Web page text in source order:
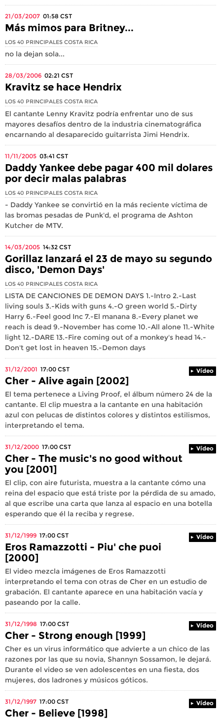
21/03/2007 01:58 CST
Más mimos para Britney...
LOS 40 PRINCIPALES COSTA RICA
no la dejan sola...
28/03/2006 02:21 CST
Kravitz se hace Hendrix
LOS 40 PRINCIPALES COSTA RICA
El cantante Lenny Kravitz podría enfrentar uno de sus
mayores desafíos dentro de la industria cinematográfica
encarnando al desaparecido guitarrista Jimi Hendrix.
11/11/2005 03:41 CST
Daddy Yankee debe pagar 400 mil dolares
por decir malas palabras
LOS 40 PRINCIPALES COSTA RICA
- Daddy Yankee se convirtió en la más reciente víctima de
las bromas pesadas de Punk'd, el programa de Ashton
Kutcher de MTV.
14/03/2005 14:32 CST
Gorillaz lanzará el 23 de mayo su segundo
disco, 'Demon Days'
LOS 40 PRINCIPALES COSTA RICA
LISTA DE CANCIONES DE DEMON DAYS 1.-Intro 2.-Last
living souls 3.-Kids with guns 4.-O green world 5.-Dirty
Harry 6.-Feel good Inc 7.-El manana 8.-Every planet we
reach is dead 9.-November has come 10.-All alone 11.-White
light 12.-DARE 13.-Fire coming out of a monkey's head 14.-
Don't get lost in heaven 15.-Demon days
31/12/2001 17:00 CST Vídeo
Cher - Alive again [2002]
El tema pertenece a Living Proof, el álbum número 24 de la
cantante. El clip muestra a la cantante en una habitación
azul con pelucas de distintos colores y distintos estilismos,
interpretando el tema.
31/12/2000 17:00 CST Vídeo
Cher - The music's no good without
you [2001]
El clip, con aire futurista, muestra a la cantante cómo una
reina del espacio que está triste por la pérdida de su amado,
al que escribe una carta que lanza al espacio en una botella
esperando que él la reciba y regrese.
31/12/1999 17:00 CST Vídeo
Eros Ramazzotti - Piu' che puoi
[2000]
El video mezcla imágenes de Eros Ramazzotti
interpretando el tema con otras de Cher en un estudio de
grabación. El cantante aparece en una habitación vacía y
paseando por la calle.
31/12/1998 17:00 CST Vídeo
Cher - Strong enough [1999]
Cher es un virus informático que advierte a un chico de las
razones por las que su novia, Shannyn Sossamon, le dejará.
Durante el video se ven adolescentes en una fiesta, dos
mujeres, dos ladrones y músicos góticos.
31/12/1997 17:00 CST Vídeo
Cher - Believe [1998]